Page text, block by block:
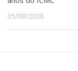
05/08/2026